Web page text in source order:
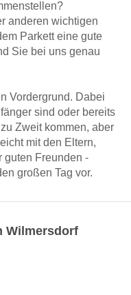
anderen wichtigen
Parkett eine gute
Sie bei uns genau
Vordergrund. Dabei
sind oder bereits
Zweit kommen, aber
mit den Eltern,
guten Freunden -
großen Tag vor.
Wilmersdorf